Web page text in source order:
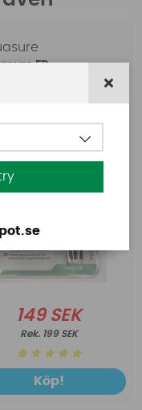
FD
149 SEK
199 SEK
Köp!